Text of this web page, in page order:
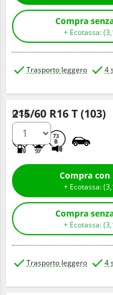
+ Ecotassa: (3,
Trasporto leggero 4
215/60 R16 T (103)
73
B
Q.tà
+ Ecotassa: (3,
+ Ecotassa: (3,
Trasporto leggero 4